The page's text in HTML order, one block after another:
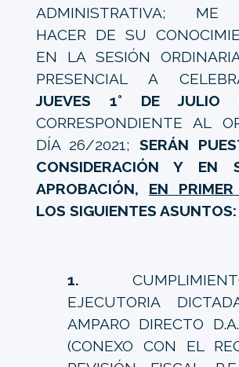
ADMINISTRATIVA; ME
HACER DE SU
EN LA SESIÓN
PRESENCIAL A
JUEVES 1° DE JULIO
CORRESPONDIENTE AL
DÍA 26/2021;SERÁN
CONSIDERACIÓN Y EN
APROBACIÓN, EN
LOS SIGUIENTES ASUNTOS:
1.
EJECUTORIA
AMPARO DIRECTO
(CONEXO CON EL